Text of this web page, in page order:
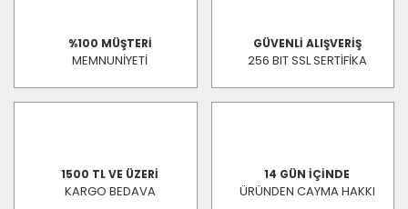
%100 MÜŞTERİ
MEMNUNİYETİ
GÜVENLİ ALIŞVERİŞ
256 BIT SSL SERTİFİKA
1500 TL VE ÜZERİ
KARGO BEDAVA
14 GÜN İÇİNDE
ÜRÜNDEN CAYMA HAKKI